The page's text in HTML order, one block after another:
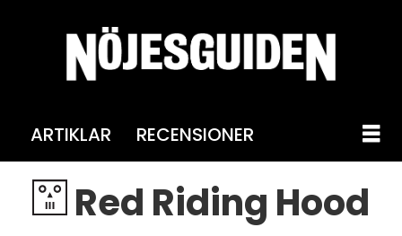
ARTIKLAR RECENSIONER
Red Riding Hood